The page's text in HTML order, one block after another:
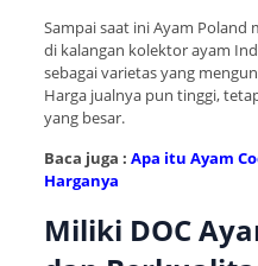
Sampai saat ini Ayam Poland
di kalangan kolektor ayam
sebagai varietas yang
Harga jualnya pun tinggi,
yang besar.
Baca juga : Apa itu Ayam
Harganya
Miliki DOC